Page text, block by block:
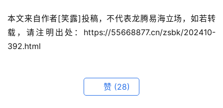
本文来自作者[笑露]投稿，不代表龙腾易海立场，如若转
载，请注明出处：https://55668877.cn/zsbk/202410-
392.html
赞 (28)